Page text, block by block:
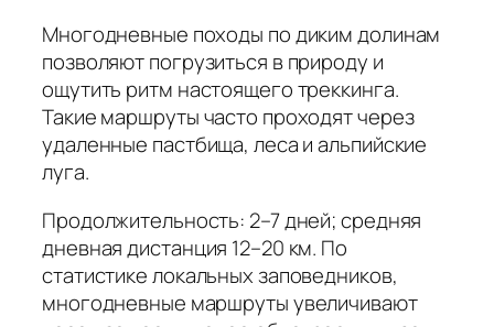
Многодневные походы по диким долинам
позволяют погрузиться в природу и
ощутить ритм настоящего треккинга.
Такие маршруты часто проходят через
удаленные пастбища, леса и альпийские
луга.
Продолжительность: 2–7 дней; средняя
дневная дистанция 12–20 км. По
статистике локальных заповедников,
многодневные маршруты увеличивают